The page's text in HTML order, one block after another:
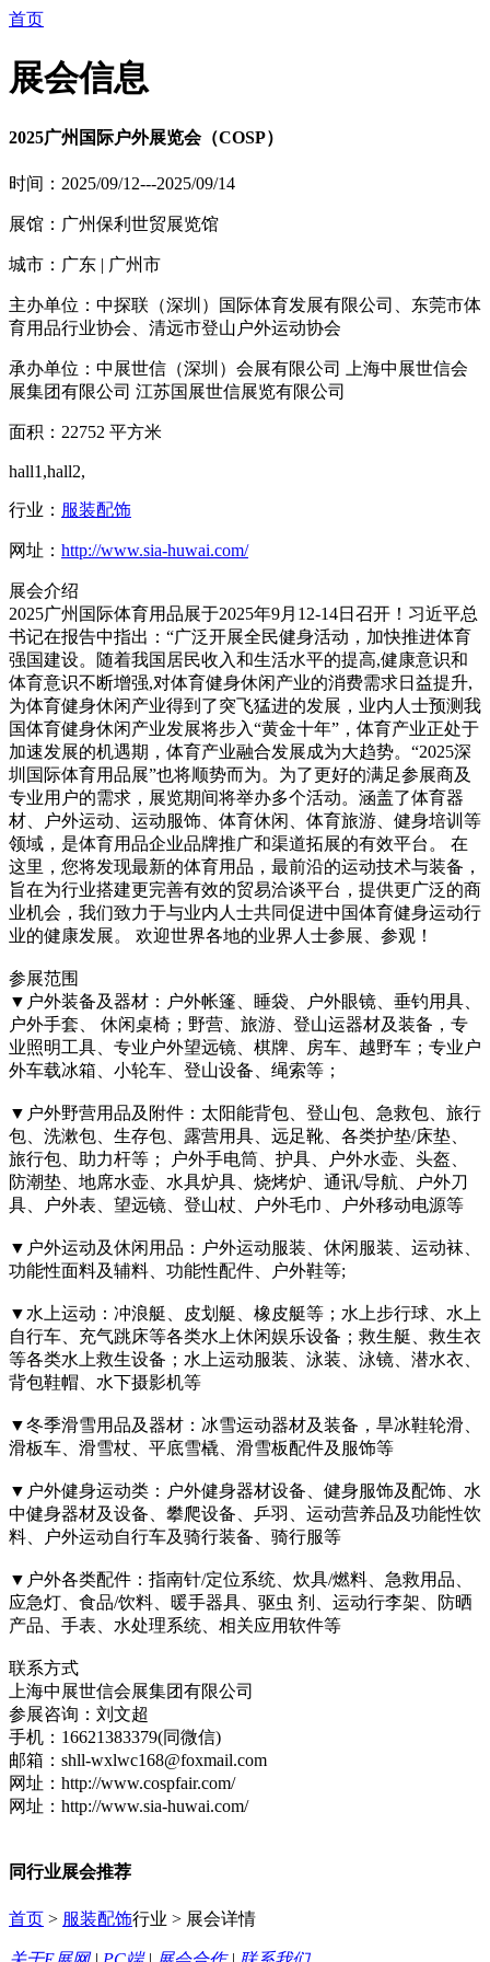
首页
展会信息
2025广州国际户外展览会（COSP）
时间：2025/09/12---2025/09/14
展馆：广州保利世贸展览馆
城市：广东 | 广州市
主办单位：中探联（深圳）国际体育发展有限公司、东莞市体
育用品行业协会、清远市登山户外运动协会
承办单位：中展世信（深圳）会展有限公司 上海中展世信会
展集团有限公司 江苏国展世信展览有限公司
面积：22752 平方米
hall1,hall2,
行业： 服装配饰
网址： http://www.sia-huwai.com/
展会介绍
2025广州国际体育用品展于2025年9月12-14日召开！习近平总
书记在报告中指出：“广泛开展全民健身活动，加快推进体育
强国建设。随着我国居民收入和生活水平的提高,健康意识和
体育意识不断增强,对体育健身休闲产业的消费需求日益提升,
为体育健身休闲产业得到了突飞猛进的发展，业内人士预测我
国体育健身休闲产业发展将步入“黄金十年”，体育产业正处于
加速发展的机遇期，体育产业融合发展成为大趋势。“2025深
圳国际体育用品展”也将顺势而为。为了更好的满足参展商及
专业用户的需求，展览期间将举办多个活动。涵盖了体育器
材、户外运动、运动服饰、体育休闲、体育旅游、健身培训等
领域，是体育用品企业品牌推广和渠道拓展的有效平台。 在
这里，您将发现最新的体育用品，最前沿的运动技术与装备，
旨在为行业搭建更完善有效的贸易洽谈平台，提供更广泛的商
业机会，我们致力于与业内人士共同促进中国体育健身运动行
业的健康发展。 欢迎世界各地的业界人士参展、参观！
参展范围
▼户外装备及器材：户外帐篷、睡袋、户外眼镜、垂钓用具、
户外手套、 休闲桌椅；野营、旅游、登山运器材及装备，专
业照明工具、专业户外望远镜、棋牌、房车、越野车；专业户
外车载冰箱、小轮车、登山设备、绳索等；
▼户外野营用品及附件：太阳能背包、登山包、急救包、旅行
包、洗漱包、生存包、露营用具、远足靴、各类护垫/床垫、
旅行包、助力杆等； 户外手电筒、护具、户外水壶、头盔、
防潮垫、地席水壶、水具炉具、烧烤炉、通讯/导航、户外刀
具、户外表、望远镜、登山杖、户外毛巾、户外移动电源等
▼户外运动及休闲用品：户外运动服装、休闲服装、运动袜、
功能性面料及辅料、功能性配件、户外鞋等;
▼水上运动：冲浪艇、皮划艇、橡皮艇等；水上步行球、水上
自行车、充气跳床等各类水上休闲娱乐设备；救生艇、救生衣
等各类水上救生设备；水上运动服装、泳装、泳镜、潜水衣、
背包鞋帽、水下摄影机等
▼冬季滑雪用品及器材：冰雪运动器材及装备，旱冰鞋轮滑、
滑板车、滑雪杖、平底雪橇、滑雪板配件及服饰等
▼户外健身运动类：户外健身器材设备、健身服饰及配饰、水
中健身器材及设备、攀爬设备、乒羽、运动营养品及功能性饮
料、户外运动自行车及骑行装备、骑行服等
▼户外各类配件：指南针/定位系统、炊具/燃料、急救用品、
应急灯、食品/饮料、暖手器具、驱虫 剂、运动行李架、防晒
产品、手表、水处理系统、相关应用软件等
联系方式
上海中展世信会展集团有限公司
参展咨询：刘文超
手机：16621383379(同微信)
邮箱：shll-wxlwc168@foxmail.com
网址：http://www.cospfair.com/
网址：http://www.sia-huwai.com/
同行业展会推荐
首页 > 服装配饰行业 > 展会详情